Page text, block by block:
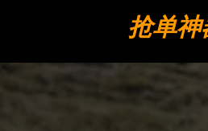
抢单
工具